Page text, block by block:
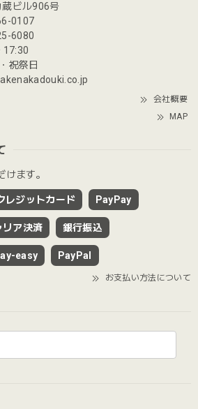
ビル906号
0107
6080
17:30
祝祭日
会社概要
MAP
ます。
レジットカード PayPay
リア決済 銀行振込
easy PayPal
お支払い方法について